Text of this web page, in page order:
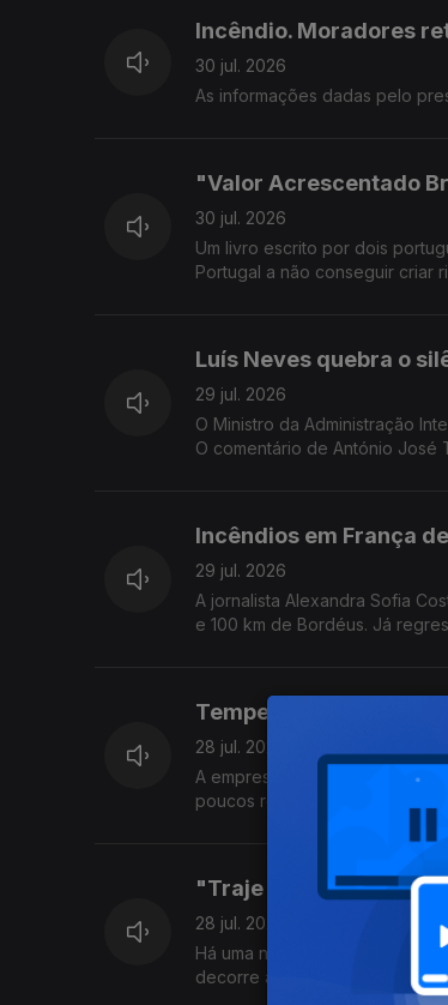
Incêndio. Moradores
30 jul. 2026
As informações dadas pelo
"Valor Acrescentado
30 jul. 2026
Um livro escrito por dois
Portugal a não conseguir criar
Luís Neves quebra o
29 jul. 2026
O Ministro da Administração
O comentário de António José
Incêndios em França
29 jul. 2026
A jornalista Alexandra Sofia
e 100 km
Tempestade Kristin
28 jul. 2026
A empresa Perfilcor de
poucos regressaram ao
"Traje para Todos":
28 jul. 2026
Há uma nova forma de
decorre a exposição "Traje